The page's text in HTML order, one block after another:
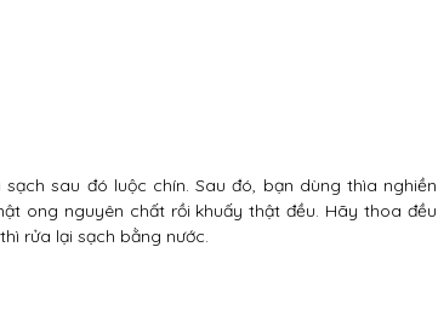
sau đó luộc chín. Sau đó, bạn dùng thìa nghiền
ong nguyên chất rồi khuấy thật đều. Hãy thoa đều
rửa lại sạch bằng nước.